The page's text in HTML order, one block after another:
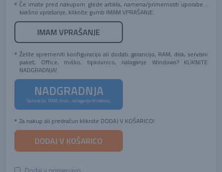
Če imate pred nakupom glede artikla, namena/primernosti uporabe...
kakšno vprašanje, kliknite gumb IMAM VPRAŠANJE.
IMAM VPRAŠANJE
Želite spremeniti konfiguracijo ali dodati: garancijo, RAM, disk, servisni
paket, Office, miško, tipkovnico, nalaganje Windows? KLIKNITE
NADGRADNJA!
NADGRADNJA
Garancija, RAM, diski, nalaganje Windows...
Za nakup ali predračun kliknite DODAJ V KOŠARICO!
DODAJ V KOŠARICO